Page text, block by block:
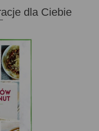
dla Ciebie